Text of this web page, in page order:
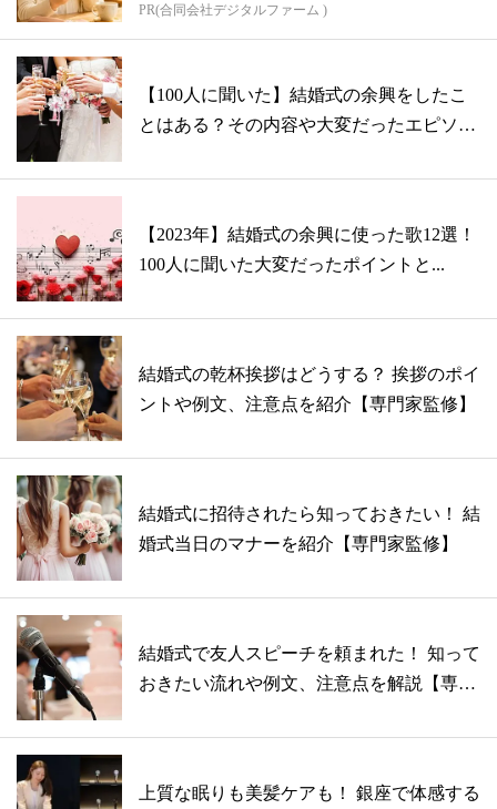
PR(合同会社デジタルファーム )
【100人に聞いた】結婚式の余興をしたこ
とはある？その内容や大変だったエピソー
【2023年】結婚式の余興に使った歌12選！
100人に聞いた大変だったポイントと...
結婚式の乾杯挨拶はどうする？ 挨拶のポイ
ントや例文、注意点を紹介【専門家監修】
結婚式に招待されたら知っておきたい！ 結
婚式当日のマナーを紹介【専門家監修】
結婚式で友人スピーチを頼まれた！ 知って
おきたい流れや例文、注意点を解説【専門
上質な眠りも美髪ケアも！ 銀座で体感する